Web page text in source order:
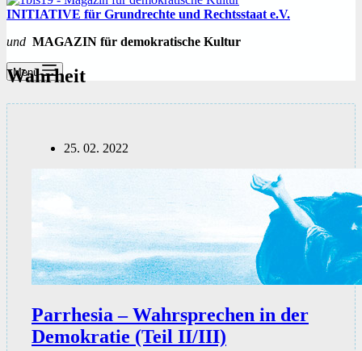
INITIATIVE für Grundrechte und Rechtsstaat e.V.
und MAGAZIN für demokratische Kultur
Menü
Wahrheit
25. 02. 2022
Parrhesia – Wahrsprechen in der
Demokratie (Teil II/III)